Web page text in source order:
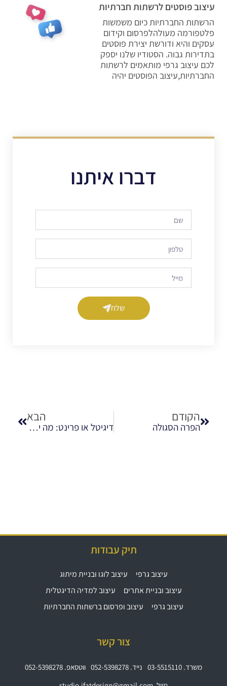
עיצוב פוסטים לרשתות חברתיות
הרשתות החברתיות כיום משמשות
פלטפורמה מעולהלפרסום וקידום
עסקים והיא ודורשת יצירת פוסטים
בתדירות גבוה. הסטודיו שלנו יספק
לכם עיצוב גרפי מותאמים לרשתות
החברתיות,עיצוב הפוסטים יהיה
דברו איתנו
שלח
הקודם
הפרה הסגולה
הבא
דיגיטל או פרינט: מה יותר מהנה לעצב?
תיק עבודות
עיצוב גרפי
עיצוב לוגו ובניית מיתוג
עיצוב ובניית אתרים
עיצוב למדיה הדיגטלית
עיצוב גרפי
עיצוב ופרסום ברשתות החברתיות
צור קשר
משרד. 03-5515110 נייד. 052-5398278
ווטסאפ. 052-5398278